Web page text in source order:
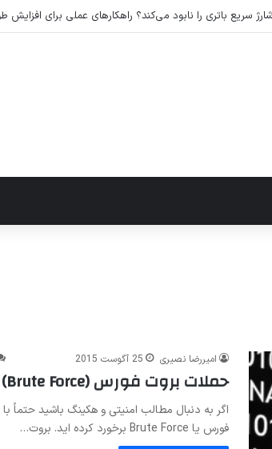
سریع باتری را نابود می‌کند؟ راهکارهای عملی برای افزایش
امیررضا نصیری 25 آگوست 2015
حملات بروت فورس (Brute Force) چیست؟
اگر به دنبال مطالب امنیتی و هکینگ باشید حتماً
فورس یا Brute Force برخورد کرده اید. بروت…